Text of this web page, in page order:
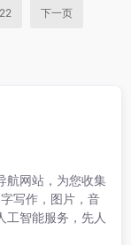
22 下一页
航网站，为您收集
写作，图片，音
工智能服务，先人